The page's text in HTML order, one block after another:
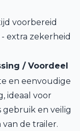
voorbereid
extra zekerheid
/ Voordeel
en eenvoudige
ideaal voor
gebruik en veilig
de trailer.